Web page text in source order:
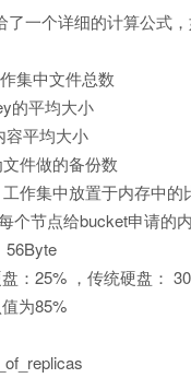
一个详细的计算公式，
文件总数
均大小
均大小
做的备份数
集中放置于内存中的
点给bucket申请的内
，传统硬盘：
85%